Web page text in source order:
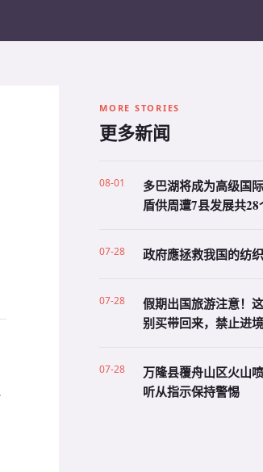
MORE STORIES
更多新闻
08-01
多巴湖将成为高级国
盾供周遭7县发展共
07-28 政府應拯救我国的纺
07-28
假期出国旅游注意！
别买带回来，禁止进境
07-28
万隆县覆舟山区火山
听从指示保持警惕